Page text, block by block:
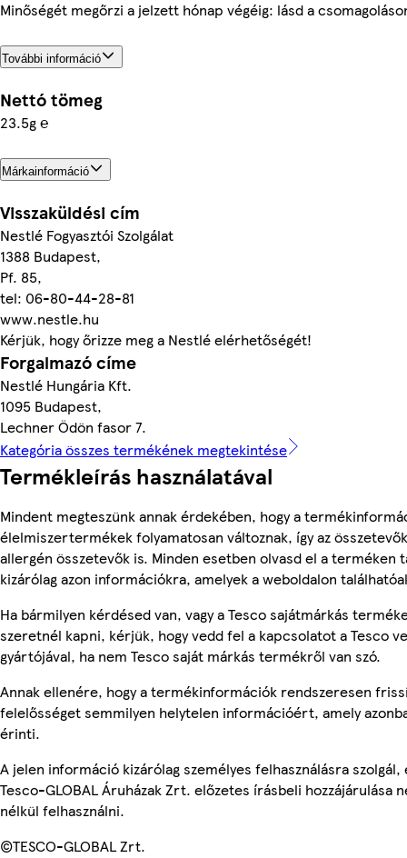
Minőségét megőrzi a jelzett hónap végéig: lásd a
További információ
Nettó tömeg
23.5g ℮
Márkainformáció
Visszaküldési cím
Nestlé Fogyasztói Szolgálat
1388 Budapest,
Pf. 85,
tel: 06-80-44-28-81
www.nestle.hu
Kérjük, hogy őrizze meg a Nestlé elérhetőségét!
Forgalmazó címe
Nestlé Hungária Kft.
1095 Budapest,
Lechner Ödön fasor 7.
Kategória összes termékének megtekintése
Termékleírás használatával
Mindent megteszünk annak érdekében, hogy a
élelmiszertermékek folyamatosan változnak, így az
allergén összetevők is. Minden esetben olvasd el a terméken
kizárólag azon információkra, amelyek a weboldalon
Ha bármilyen kérdésed van, vagy a Tesco sajátmárkás
szeretnél kapni, kérjük, hogy vedd fel a kapcsolatot a Tesco
gyártójával, ha nem Tesco saját márkás termékről van szó.
Annak ellenére, hogy a termékinformációk rendszeresen
felelősséget semmilyen helytelen információért, amely
érinti.
A jelen információ kizárólag személyes felhasználásra
Tesco-GLOBAL Áruházak Zrt. előzetes írásbeli hozzájárulása
nélkül felhasználni.
©TESCO-GLOBAL Zrt.